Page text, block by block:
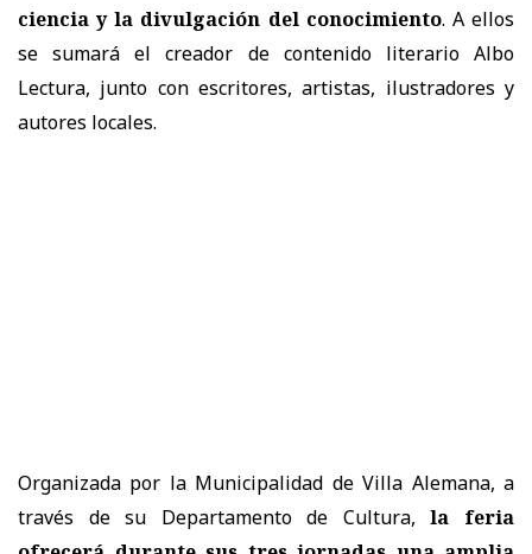
ciencia y la divulgación del conocimiento. A ellos
se sumará el creador de contenido literario Albo
Lectura, junto con escritores, artistas, ilustradores y
autores locales.
Organizada por la Municipalidad de Villa Alemana, a
través de su Departamento de Cultura,
la feria